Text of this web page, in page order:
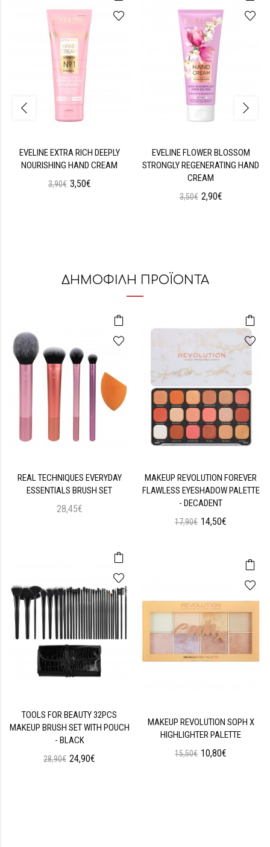
EVELINE EXTRA RICH DEEPLY
NOURISHING HAND CREAM
3,90€ 3,50€
EVELINE FLOWER BLOSSOM
STRONGLY REGENERATING HAND
CREAM
3,50€ 2,90€
ΔΗΜΟΦΙΛΗ ΠΡΟΪΟΝΤΑ
REAL TECHNIQUES EVERYDAY
ESSENTIALS BRUSH SET
28,45€
TOOLS FOR BEAUTY 32PCS
MAKEUP BRUSH SET WITH POUCH
- BLACK
28,90€ 24,90€
MAKEUP REVOLUTION FOREVER
FLAWLESS EYESHADOW PALETTE
- DECADENT
17,90€ 14,50€
MAKEUP REVOLUTION SOPH X
HIGHLIGHTER PALETTE
15,50€ 10,80€